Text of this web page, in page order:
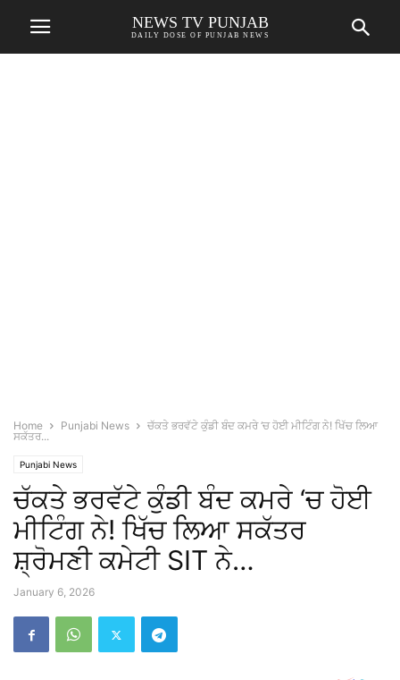
NEWS TV PUNJAB
DAILY DOSE OF PUNJAB NEWS
Home Punjabi News
ਚੱਕਤੇ ਭਰਵੱਟੇ ਕੁੰਡੀ ਬੰਦ ਕਮਰੇ ‘ਚ ਹੋਈ ਮੀਟਿੰਗ ਨੇ! ਖਿੱਚ ਲਿਆ
ਸਕੱਤਰ...
Punjabi News
ਚੱਕਤੇ ਭਰਵੱਟੇ ਕੁੰਡੀ ਬੰਦ ਕਮਰੇ ‘ਚ ਹੋਈ
ਮੀਟਿੰਗ ਨੇ! ਖਿੱਚ ਲਿਆ ਸਕੱਤਰ
ਸ਼੍ਰੋਮਣੀ ਕਮੇਟੀ SIT ਨੇ…
January 6, 2026